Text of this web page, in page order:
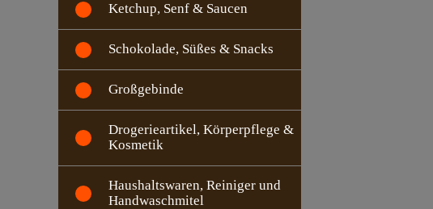
Ketchup, Senf & Saucen
Schokolade, Süßes & Snacks
Großgebinde
Drogerieartikel, Körperpflege &
Kosmetik
Haushaltswaren, Reiniger und
Handwaschmitel